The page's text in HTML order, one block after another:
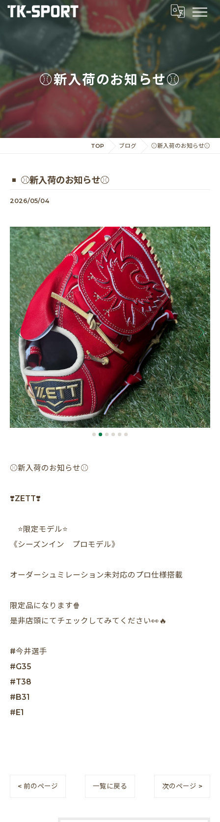
⚾️新入荷のお知らせ⚾️
TOP ブログ ⚾️新入荷のお知らせ⚾️
⚾️新入荷のお知らせ⚾️
2026/05/04
⚾️新入荷のお知らせ⚾️
❣️ZETT❣️
⭐️限定モデル⭐️
《シーズンイン プロモデル》
オーダーシュミレーション未対応のプロ仕様搭載
限定品になります🍿
是非店頭にてチェックしてみてください👀🔥
#今井選手
#G35
#T38
#B31
#E1
< 前のページ 一覧に戻る 次のページ >